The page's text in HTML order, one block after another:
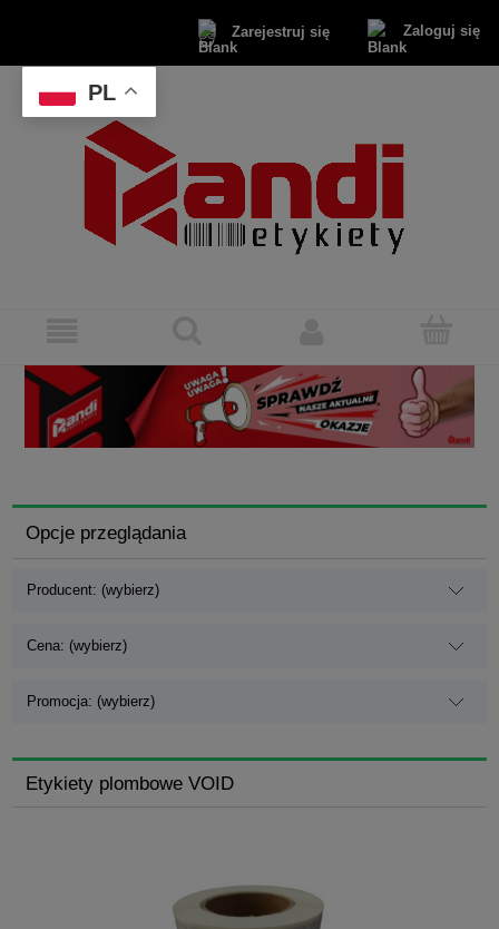
Zarejestruj się Zaloguj się
Opcje przeglądania
Producent: (wybierz)
Cena: (wybierz)
Promocja: (wybierz)
Etykiety plombowe VOID
PL